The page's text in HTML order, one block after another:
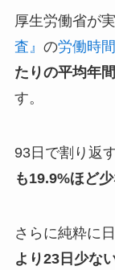
厚生労働省が
査』 の労働時
たりの平均年
す。
93日で割り返
も19.9%ほど
さらに純粋に
より23日少な